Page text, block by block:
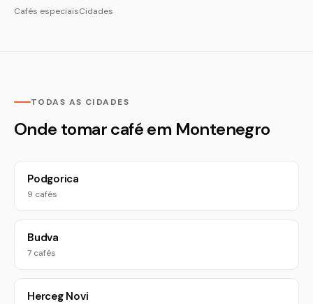
Cafés especiaisCidades
TODAS AS CIDADES
Onde tomar café em Montenegro
Podgorica
9 cafés
Budva
7 cafés
Herceg Novi